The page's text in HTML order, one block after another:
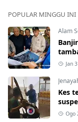
POPULAR MINGGU INI
Alam
Jan
Kes
Ogo